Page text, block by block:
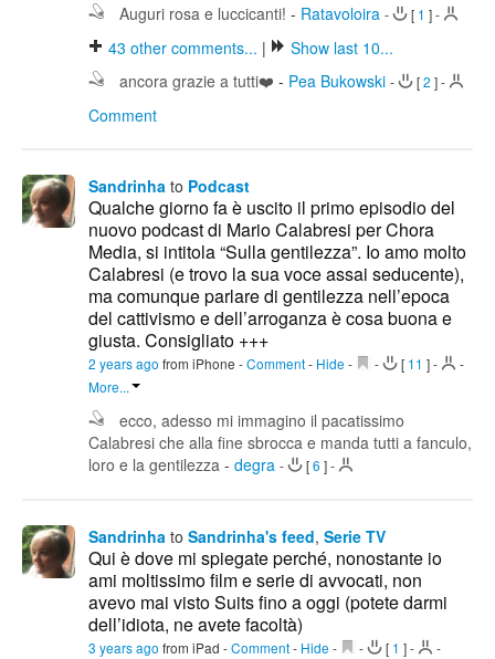
Auguri rosa e luccicanti! - Ratavoloira - [ 1 ]-
43 other comments... |
Show last 10...
ancora grazie a tutti❤️ - Pea Bukowski - [2 ]-
Comment
Sandrinha to Podcast
Qualche giorno fa è uscito il primo episodio del
nuovo podcast di Mario Calabresi per Chora
Media, si intitola “Sulla gentilezza”. Io amo molto
Calabresi (e trovo la sua voce assai seducente),
ma comunque parlare di gentilezza nell’epoca
del cattivismo e dell’arroganza è cosa buona e
giusta. Consigliato +++
2 years ago from iPhone -Comment- Hide - - [ 11 ]-
-
More...
ecco, adesso mi immagino il pacatissimo
Calabresi che alla fine sbrocca e manda tutti a fanculo,
loro e la gentilezza - degra - [6 ]-
Sandrinha to Sandrinha's feed, Serie TV
Qui è dove mi spiegate perché, nonostante io
ami moltissimo film e serie di avvocati, non
avevo mai visto Suits fino a oggi (potete darmi
dell’idiota, ne avete facoltà)
3 years ago from iPad -Comment- Hide - - [ 1 ]-
-